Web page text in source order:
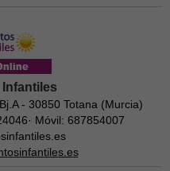
- 30850 Totana (Murcia)
Móvil: 687854007